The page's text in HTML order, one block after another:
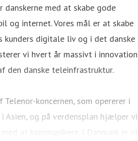
med at skabe gode
og internet. Vores mål er at skabe
kunders digitale liv og i det danske
vi hvert år massivt i innovation
den danske teleinfrastruktur.
koncernen, som opererer i
Asien, og på verdensplan hjælper vi
at kommunikere. I Danmark er vi